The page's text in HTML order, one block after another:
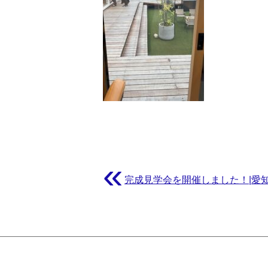
« 完成見学会を開催しました！|愛